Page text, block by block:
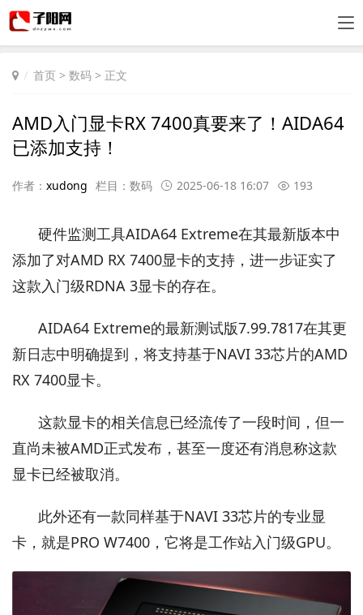
首页 > 数码 > 正文
AMD入门显卡RX 7400真要来了！AIDA64
已添加支持！
作者： xudong 栏目： 数码 2025-06-18 16:07 193
硬件监测工具AIDA64 Extreme在其最新版本中
添加了对AMD RX 7400显卡的支持，进一步证实了
这款入门级RDNA 3显卡的存在。
AIDA64 Extreme的最新测试版7.99.7817在其更
新日志中明确提到，将支持基于NAVI 33芯片的AMD
RX 7400显卡。
这款显卡的相关信息已经流传了一段时间，但一
直尚未被AMD正式发布，甚至一度还有消息称这款
显卡已经被取消。
此外还有一款同样基于NAVI 33芯片的专业显
卡，就是PRO W7400，它将是工作站入门级GPU。